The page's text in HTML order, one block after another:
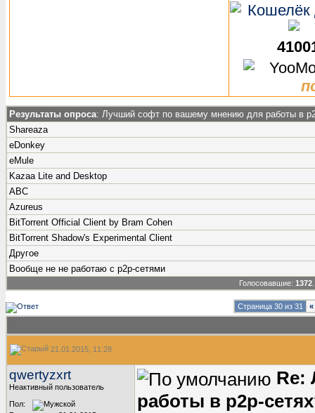
Результаты опроса: Лучший софт по вашему мнению для работы в
Shareaza
eDonkey
eMule
Kazaa Lite and Desktop
ABC
Azureus
BitTorrent Official Client by Bram Cohen
BitTorrent Shadow's Experimental Client
Другое
Вообще не не работаю с p2p-сетями
Голосовавшие: 1372
Страница 30 из 31 «
21.01.2015, 11:28
qwertyzxrt
Неактивный пользователь
Пол:
Re:
работы в p2p-